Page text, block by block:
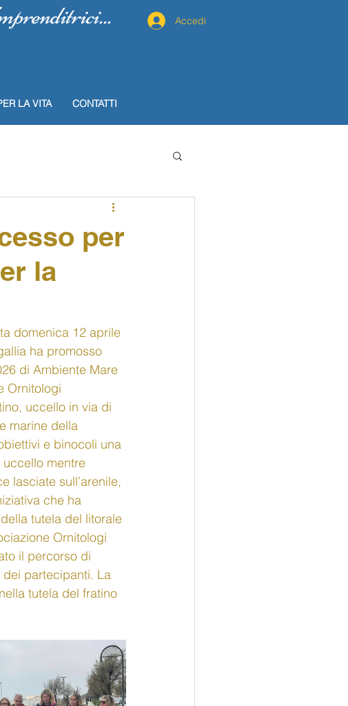
Accedi
LA VITA CONTATTI
per
la
domenica 12 aprile
ha promosso
di Ambiente Mare
Ornitologi
uccello in via di
marine della
e binocoli una
mentre
lasciate sull’arenile,
che ha
tutela del litorale
Ornitologi
il percorso di
partecipanti. La
tutela del fratino